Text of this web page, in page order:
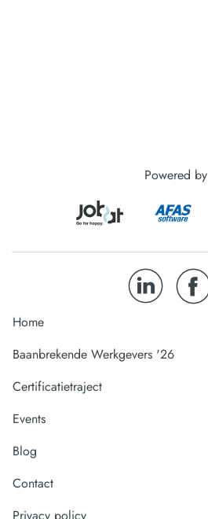
Powered by
Home
Baanbrekende Werkgevers '26
Certificatietraject
Events
Blog
Contact